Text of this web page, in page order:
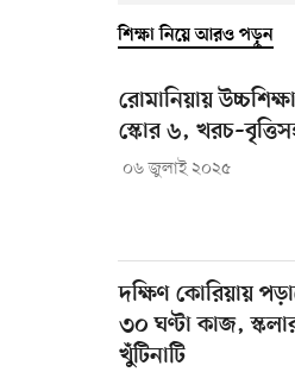
শিক্ষা নিয়ে আরও পড়ুন
রোমানিয়ায়
স্কোর ৬,
০৬ জুলাই ২০২৫
দক্ষিণ কোরিয়ায়
৩০ ঘণ্টা কাজ,
খুঁটিনাটি